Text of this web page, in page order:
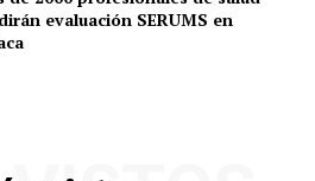
evaluación SERUMS en